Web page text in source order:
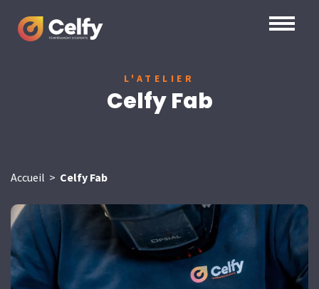
L'ATELIER
Celfy Fab
Accueil > Celfy Fab